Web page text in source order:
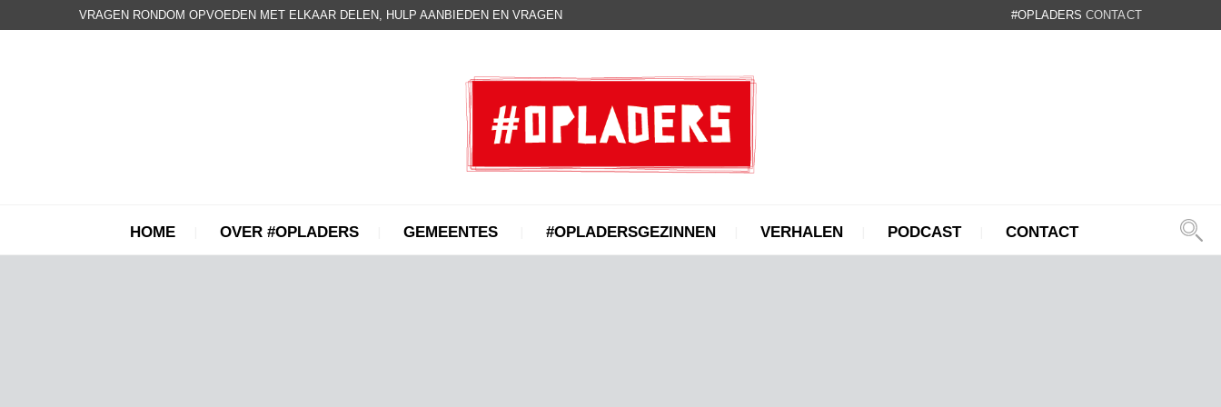
VRAGEN RONDOM OPVOEDEN MET ELKAAR DELEN, HULP AANBIEDEN EN VRAGEN #OPLADERS CONTACT
HOME OVER #OPLADERS GEMEENTES #OPLADERSGEZINNEN VERHALEN PODCAST CONTACT